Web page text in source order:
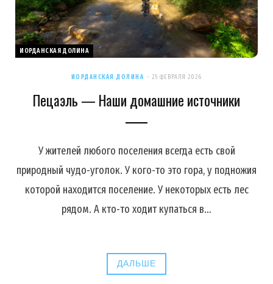
ИОРДАНСКАЯ ДОЛИНА
ИОРДАНСКАЯ ДОЛИНА 25 ФЕВРАЛЯ 2026
Пецаэль — Наши домашние источники
У жителей любого поселения всегда есть свой
природный чудо-уголок. У кого-то это гора, у подножия
которой находится поселение. У некоторых есть лес
рядом. А кто-то ходит купаться в…
ДАЛЬШЕ